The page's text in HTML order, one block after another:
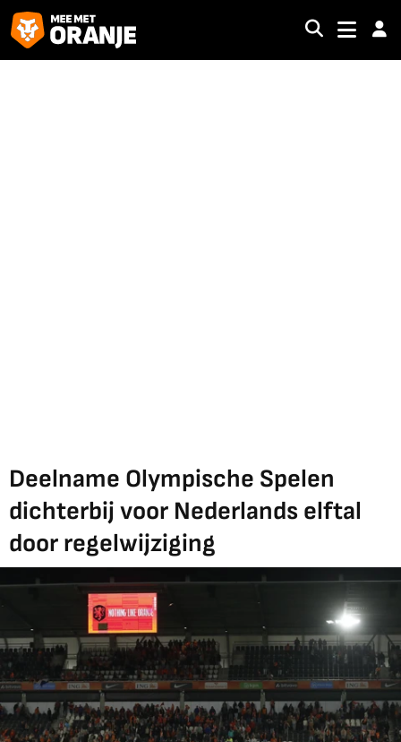
Deelname Olympische Spelen
dichterbij voor Nederlands elftal
door regelwijziging